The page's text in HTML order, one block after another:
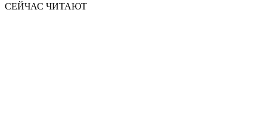
СЕЙЧАС ЧИТАЮТ